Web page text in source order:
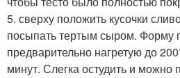
5. сверху положить кусочки
посыпать тертым сыром. Форму
предварительно нагретую до
минут. Слегка остудить и можно